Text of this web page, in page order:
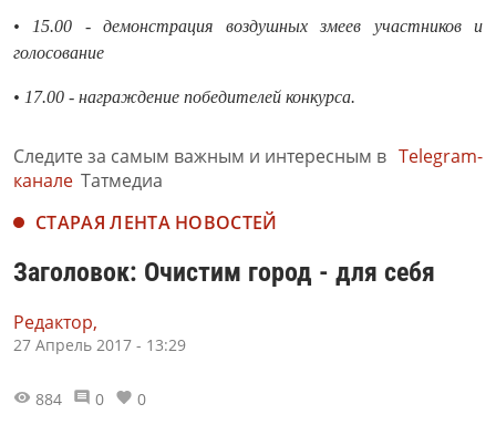
• 15.00 - демонстрация воздушных змеев участников и
голосование
• 17.00 - награждение победителей конкурса.
Следите за самым важным и интересным в Telegram-
канале Татмедиа
СТАРАЯ ЛЕНТА НОВОСТЕЙ
Заголовок: Очистим город - для себя
Редактор,
27 Апрель 2017 - 13:29
884 0 0